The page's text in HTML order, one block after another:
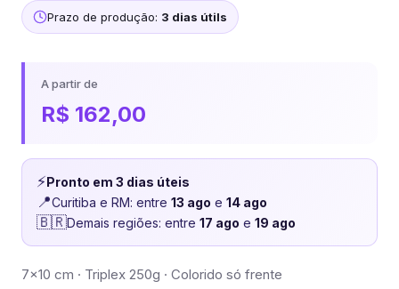
Prazo de produção: 3 dias útils
A partir de
R$ 162,00
⚡Pronto em 3 dias úteis
📍Curitiba e RM: entre 13 ago e 14 ago
🇧🇷Demais regiões: entre 17 ago e 19 ago
7×10 cm · Triplex 250g · Colorido só frente